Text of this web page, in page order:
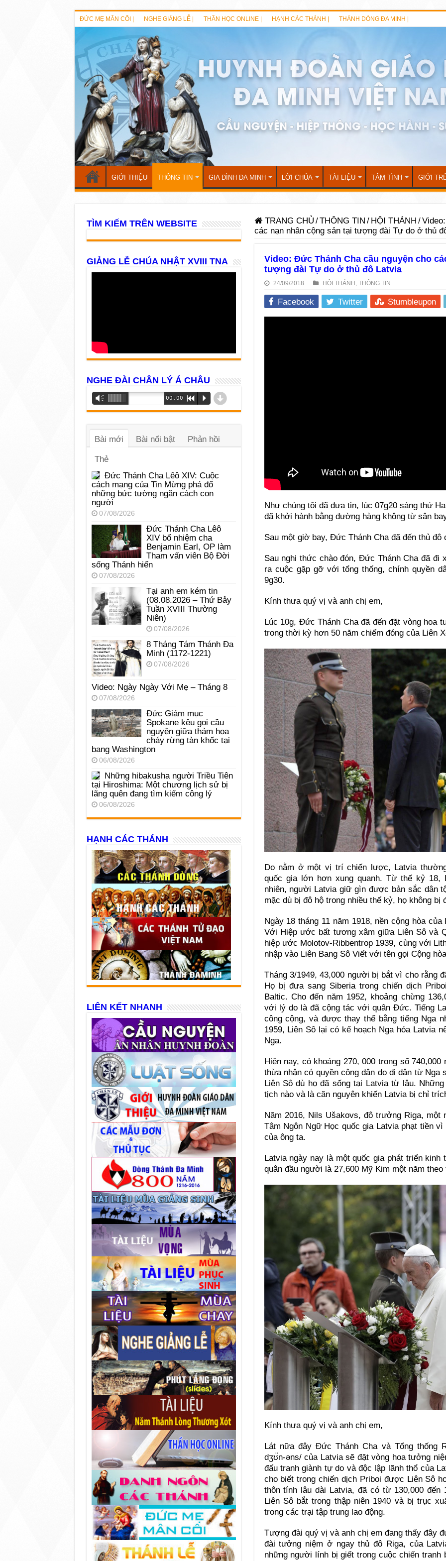
ĐỨC MẸ MÂN CÔI | NGHE GIẢNG LỄ | THẦN HỌC ONLINE | HẠNH CÁC THÁNH | THÁNH DÒNG ĐA MINH |
GIỚI THIỆU THÔNG TIN GIA ĐÌNH ĐA MINH LỜI CHÚA TÀI LIỆU TÂM TÌNH GIỚI
TRANG CHỦ /THÔNG TIN / HỘI THÁNH /
các nạn nhân cộng sản tại tượng đài Tự do ở thủ
Video: Đức Thánh Cha cầu nguyện cho
tượng đài Tự do ở thủ đô Latvia
24/09/2018 HỘI THÁNH , THÔNG TIN
Facebook Twitter Stumbleupon
Như chúng tôi đã đưa tin, lúc 07g20 sáng thứ
đã khởi hành bằng đường hàng không từ sân
Sau một giờ bay, Đức Thánh Cha đã đến thủ đô
Sau nghi thức chào đón, Đức Thánh Cha đã đi
ra cuộc gặp gỡ với tổng thống, chính quyền
9g30.
Kính thưa quý vị và anh chị em,
Lúc 10g, Đức Thánh Cha đã đến đặt vòng hoa
trong thời kỳ hơn 50 năm chiếm đóng của Liên
Do nằm ở một vị trí chiến lược, Latvia
quốc gia lớn hơn xung quanh. Từ thế kỷ 18,
nhiên, người Latvia giữ gìn được bản sắc dân
mặc dù bị đô hộ trong nhiều thế kỷ, họ không bị
Ngày 18 tháng 11 năm 1918, nền cộng hòa
Với Hiệp ước bất tương xâm giữa Liên Sô và
hiệp ước Molotov-Ribbentrop 1939, cùng với
nhập vào Liên Bang Sô Viết với tên gọi Cộng
Tháng 3/1949, 43,000 người bị bắt vì cho rằng
Họ bị đưa sang Siberia trong chiến dịch
Baltic. Cho đến năm 1952, khoảng chừng
với lý do là đã cộng tác với quân Đức. Tiếng
công cộng, và được thay thế bằng tiếng Nga
1959, Liên Sô lại có kế hoạch Nga hóa Latvia
Nga.
Hiện nay, có khoảng 270, 000 trong số
thừa nhận có quyền công dân do di dân từ Nga
Liên Sô dù họ đã sống tại Latvia từ lâu.
tịch nào và là căn nguyên khiến Latvia bị chỉ
Năm 2016, Nils Ušakovs, đô trưởng Riga, một
Tâm Ngôn Ngữ Học quốc gia Latvia phạt tiền
của ông ta.
Latvia ngày nay là một quốc gia phát triển kinh
quân đầu người là 27,600 Mỹ Kim một năm
Kính thưa quý vị và anh chị em,
Lát nữa đây Đức Thánh Cha và Tổng thống
dʒʊ̈n-əns/ của Latvia sẽ đặt vòng hoa tưởng
đấu tranh giành tự do và độc lập lãnh thổ của
cho biết trong chiến dịch Priboi được Liên Sô
thôn tính lâu dài Latvia, đã có từ 130,000 đến
Liên Sô bắt trong thập niên 1940 và bị trục
trong các trại tập trung lao động.
Tượng đài quý vị và anh chị em đang thấy đây
đài tưởng niệm ở ngay thủ đô Riga, của
những người lính bị giết trong cuộc chiến
TÌM KIẾM TRÊN WEBSITE
GIẢNG LỄ CHÚA NHẬT XVIII TNA
NGHE ĐÀI CHÂN LÝ Á CHÂU
Trình
phát
âm
Vm 00:00 R P d
Bài mới Bài nổi bật Phản hồi
Thẻ
Đức Thánh Cha Lêô XIV: Cuộc
cách mạng của Tin Mừng phá đổ
những bức tường ngăn cách con
người
07/08/2026
Đức Thánh Cha Lêô
XIV bổ nhiệm cha
Benjamin Earl, OP làm
Tham vấn viên Bộ Đời
sống Thánh hiến
07/08/2026
Tại anh em kém tin
(08.08.2026 – Thứ Bảy
Tuần XVIII Thường
Niên)
07/08/2026
8 Tháng Tám Thánh Ða
Minh (1172-1221)
07/08/2026
Video: Ngày Ngày Với Mẹ – Tháng 8
07/08/2026
Đức Giám mục
Spokane kêu gọi cầu
nguyện giữa thảm họa
cháy rừng tàn khốc tại
bang Washington
06/08/2026
Những hibakusha người Triều Tiên
tại Hiroshima: Một chương lịch sử bị
lãng quên đang tìm kiếm công lý
06/08/2026
HẠNH CÁC THÁNH
LIÊN KẾT NHANH